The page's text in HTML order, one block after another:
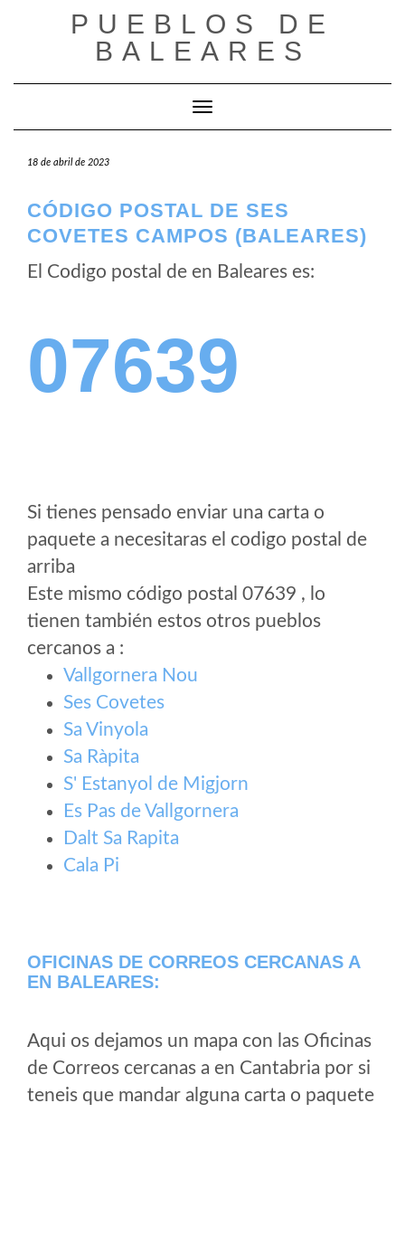
PUEBLOS DE
BALEARES
Cambiar modo de navegación
18 de abril de 2023
CÓDIGO POSTAL DE SES
COVETES CAMPOS (BALEARES)
El Codigo postal de en Baleares es:
07639
Si tienes pensado enviar una carta o
paquete a necesitaras el codigo postal de
arriba
Este mismo código postal 07639 , lo
tienen también estos otros pueblos
cercanos a :
Vallgornera Nou
Ses Covetes
Sa Vinyola
Sa Ràpita
S' Estanyol de Migjorn
Es Pas de Vallgornera
Dalt Sa Rapita
Cala Pi
OFICINAS DE CORREOS CERCANAS A
EN BALEARES:
Aqui os dejamos un mapa con las Oficinas
de Correos cercanas a en Cantabria por si
teneis que mandar alguna carta o paquete